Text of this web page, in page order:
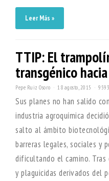
Leer Más »
TTIP: El
transgénico
Pepe Ruiz Osoro 18 agosto, 2015
Sus planes no han salido
industria agroquímica
salto al ámbito
barreras legales, sociales y
dificultando el camino.
y plaguicidas derivados del